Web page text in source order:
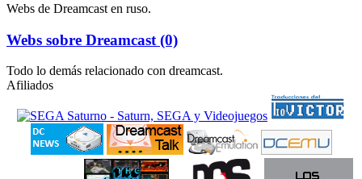
Webs de Dreamcast en ruso.
Webs sobre Dreamcast (0)
Todo lo demás relacionado con dreamcast.
Afiliados